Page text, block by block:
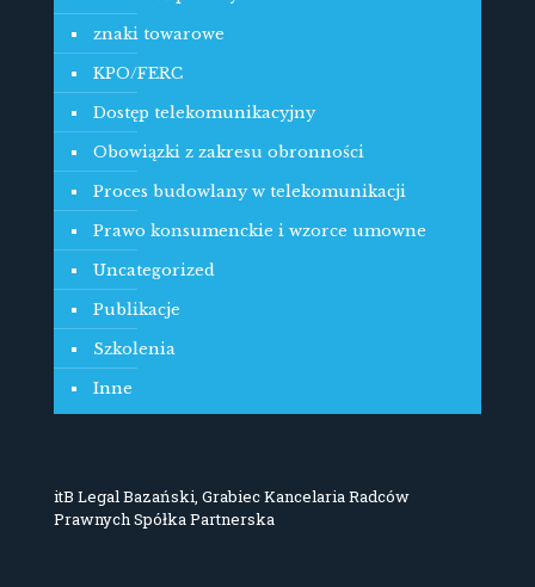
znaki towarowe
KPO/FERC
Dostęp telekomunikacyjny
Obowiązki z zakresu obronności
Proces budowlany w telekomunikacji
Prawo konsumenckie i wzorce umowne
Uncategorized
Publikacje
Szkolenia
Inne
itB Legal Bazański, Grabiec Kancelaria Radców
Prawnych Spółka Partnerska